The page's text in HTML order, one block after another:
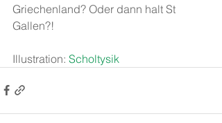
Griechenland? Oder dann halt St
Gallen?!
Illustration: Scholtysik